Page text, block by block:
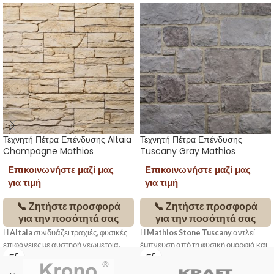
Τεχνητή Πέτρα Επένδυσης Altaia
Champagne Mathios
Επικοινωνήστε μαζί μας
για τιμή
📞 Ζητήστε προσφορά
για την ποσότητά σας
Η Altaiaσυνδυάζει τραχιές, φυσικές
επιφάνειες με αυστηρή γεωμετρία,
δημιουργώντας τοίχους με έντονο
βάθος και διαχρονική κομψότητα.
Τεχνητή Πέτρα Επένδυσης
Tuscany Gray Mathios
Επικοινωνήστε μαζί μας
για τιμή
📞 Ζητήστε προσφορά
για την ποσότητά σας
Η Mathios Stone Tuscanyαντλεί
έμπνευση από τη φυσική ομορφιά και
την παραδοσιακή αρχιτεκτονική της
Τοσκάνης. Με ανομοιόμορφες φόρμες